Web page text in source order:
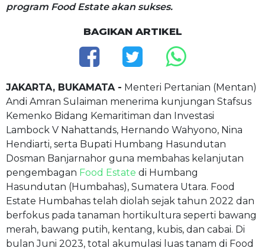
program Food Estate akan sukses.
BAGIKAN ARTIKEL
JAKARTA, BUKAMATA - Menteri Pertanian (Mentan)
Andi Amran Sulaiman menerima kunjungan Stafsus
Kemenko Bidang Kemaritiman dan Investasi
Lambock V Nahattands, Hernando Wahyono, Nina
Hendiarti, serta Bupati Humbang Hasundutan
Dosman Banjarnahor guna membahas kelanjutan
pengembagan Food Estate di Humbang
Hasundutan (Humbahas), Sumatera Utara. Food
Estate Humbahas telah diolah sejak tahun 2022 dan
berfokus pada tanaman hortikultura seperti bawang
merah, bawang putih, kentang, kubis, dan cabai. Di
bulan Juni 2023, total akumulasi luas tanam di Food